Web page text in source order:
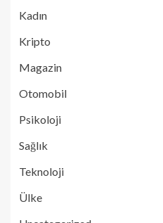
Kadın
Kripto
Magazin
Otomobil
Psikoloji
Sağlık
Teknoloji
Ülke